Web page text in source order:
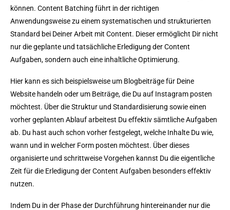
können. Content Batching führt in der richtigen
Anwendungsweise zu einem systematischen und strukturierten
Standard bei Deiner Arbeit mit Content. Dieser ermöglicht Dir nicht
nur die geplante und tatsächliche Erledigung der Content
Aufgaben, sondern auch eine inhaltliche Optimierung.
Hier kann es sich beispielsweise um Blogbeiträge für Deine
Website handeln oder um Beiträge, die Du auf Instagram posten
möchtest. Über die Struktur und Standardisierung sowie einen
vorher geplanten Ablauf arbeitest Du effektiv sämtliche Aufgaben
ab. Du hast auch schon vorher festgelegt, welche Inhalte Du wie,
wann und in welcher Form posten möchtest. Über dieses
organisierte und schrittweise Vorgehen kannst Du die eigentliche
Zeit für die Erledigung der Content Aufgaben besonders effektiv
nutzen.
Indem Du in der Phase der Durchführung hintereinander nur die